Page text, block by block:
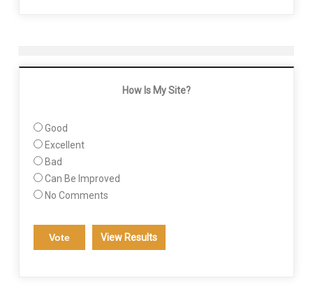
How Is My Site?
Good
Excellent
Bad
Can Be Improved
No Comments
View Results